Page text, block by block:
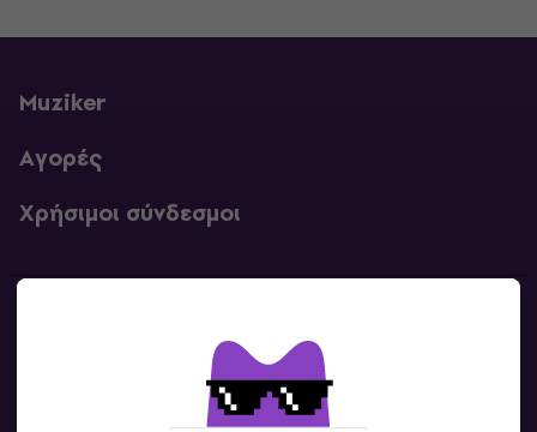
Muziker
Αγορές
Χρήσιμοι σύνδεσμοι
Επικοινωνία